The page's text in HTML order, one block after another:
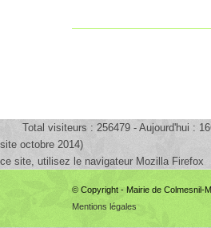
Total visiteurs : 256479 - Aujourd'hui :
site octobre 2014) Pour
ce site, utilisez le navigateur Mozilla Firefox
© Copyright - Mairie de Colmesnil-
Mentions légales